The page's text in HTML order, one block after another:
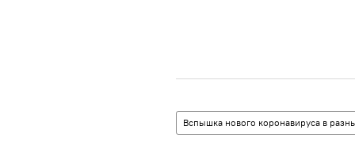
Вспышка нового коронавируса в